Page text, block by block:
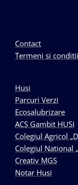
Contact
Termeni si conditii
Husi
Parcuri Verzi
Ecosalubrizare
ACS Gambit HUSI
Colegiul Agricol
Colegiul National
Creativ MGS
Notar Husi